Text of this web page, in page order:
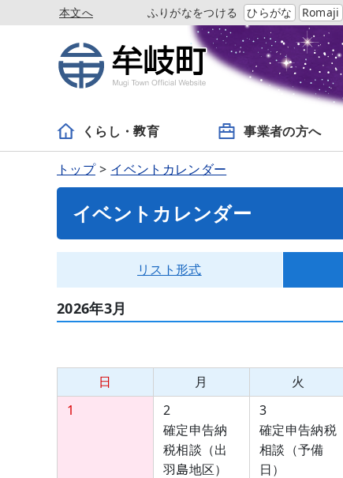
本文へ ふりがなをつける ひらがな Romaji
くらし・教育 事業者の方へ
トップ イベントカレンダー
イベントカレンダー
リスト形式
2026年3月
日 月 火
1
2
確定申告納
税相談（出
羽島地区）
3
確定申告納税
相談（予備
日）